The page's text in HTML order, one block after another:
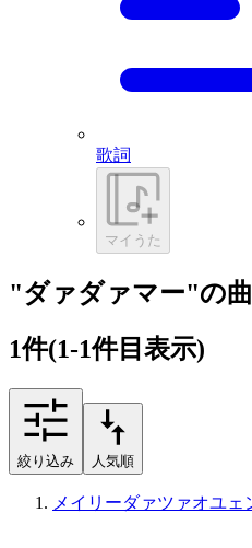
歌詞
マイうた
"ダァダァマー"の
1件(1-1件目表示)
絞り込み 人気順
メイリーダァツァオユェ